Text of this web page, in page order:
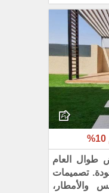
طوال العام
تصميمات
والأمطار،